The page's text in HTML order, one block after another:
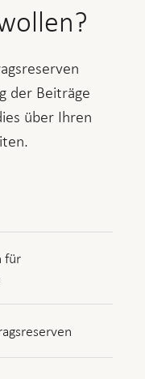
der Beiträge
über Ihren
für